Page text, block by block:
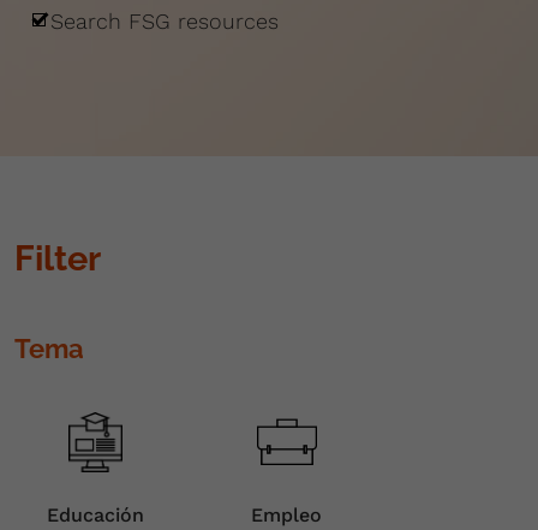
Search FSG resources
Filter
Tema
Educación Empleo